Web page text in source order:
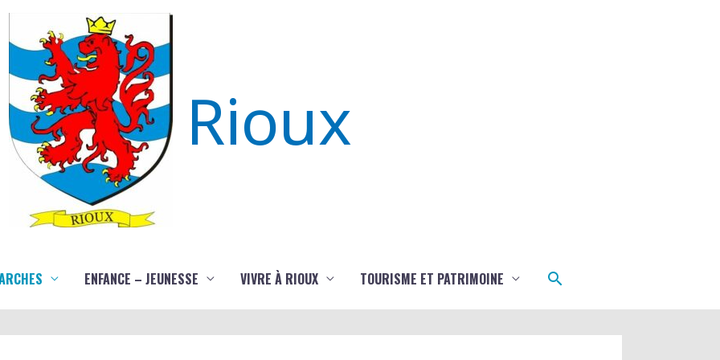
Rioux
ENFANCE – JEUNESSE VIVRE À RIOUX TOURISME ET PATRIMOINE Rechercher